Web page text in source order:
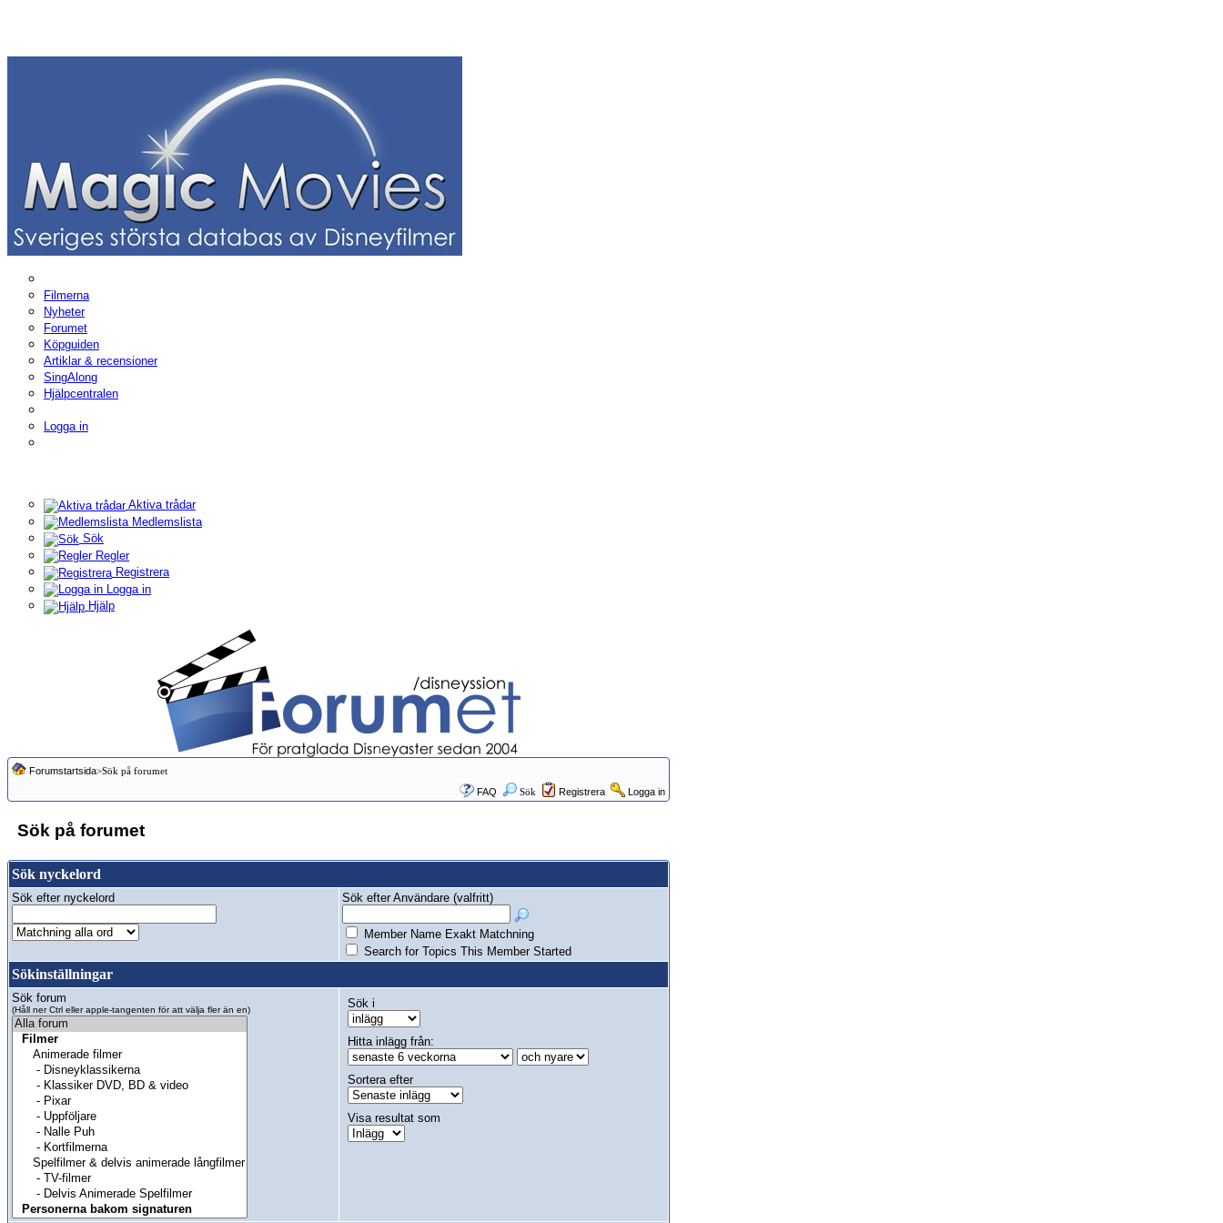
Filmerna
Nyheter
Forumet
Köpguiden
Artiklar & recensioner
SingAlong
Hjälpcentralen
Logga in
Aktiva trådar
Medlemslista
Sök
Regler
Registrera
Logga in
Hjälp
Forumstartsida>Sök på forumet
FAQ
Sök Registrera Logga in
Sök på forumet
Sök nyckelord
Sök efter nyckelord Sök efter Användare (valfritt)
Member Name Exakt Matchning
Search for Topics This Member Started
Sökinställningar
Sök forum
(Håll ner Ctrl eller apple-tangenten för att välja fler än en) Sök i
Hitta inlägg från:
Sortera efter
Visa resultat som